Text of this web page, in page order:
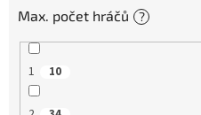
Max. počet hráčů ?
1 10